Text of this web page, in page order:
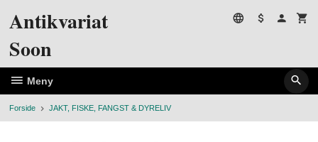
Antikvariat
Soon
Meny
Forside JAKT, FISKE, FANGST & DYRELIV